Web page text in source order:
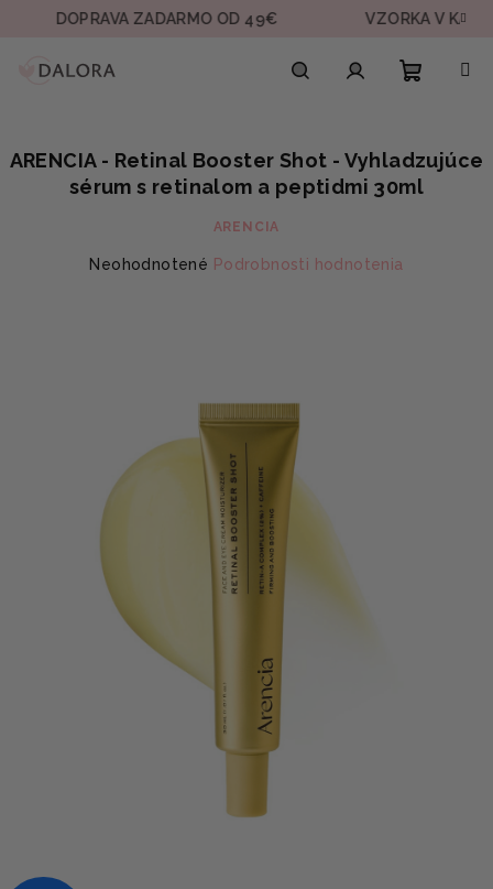
ZADARMO OD 49€ VZORKA V KAŽDEJ
košík
ARENCIA - Retinal Booster Shot - Vyhladzujúce
sérum s retinalom a peptidmi 30ml
ARENCIA
Priemerné
Neohodnotené Podrobnosti hodnotenia